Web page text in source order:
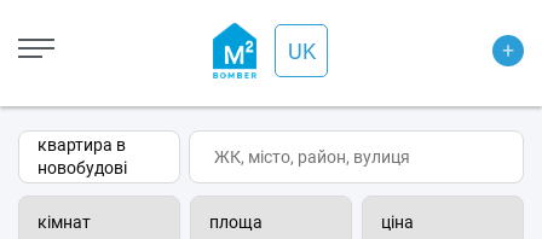
UK +
квартира в
новобудові
кімнат площа ціна
Open Street
Wiki-карта